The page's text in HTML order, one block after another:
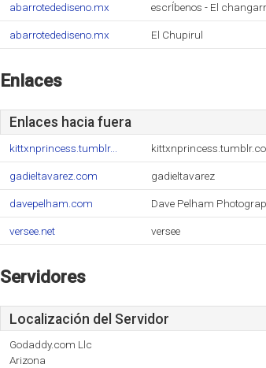
abarrotedediseno.mx escrÍbenos - El
abarrotedediseno.mx El Chupirul
Enlaces
Enlaces hacia fuera
kittxnprincess.tumblr...
gadieltavarez.com gadieltavarez
davepelham.com Dave Pelham
versee.net versee
Servidores
Localización del Servidor
Godaddy.com Llc
Arizona